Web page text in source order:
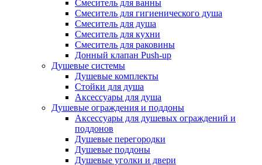
Смеситель для ванны
Смеситель для гигиенического душа
Смеситель для душа
Смеситель для кухни
Смеситель для раковины
Донный клапан Push-up
Душевые системы
Душевые комплекты
Стойки для душа
Аксессуары для душа
Душевые ограждения и поддоны
Аксессуары для душевых ограждений и
поддонов
Душевые перегородки
Душевые поддоны
Душевые уголки и двери